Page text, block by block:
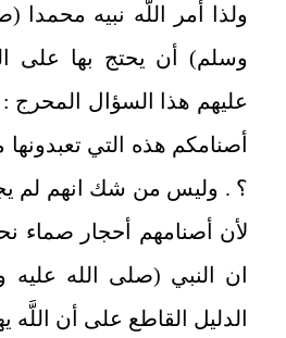
ولذا أمر اللَّه نبيه محمدا
وسلم) أن يحتج بها على
عليهم هذا السؤال
أصنامكم هذه التي
؟ . وليس من شك انهم لم
لأن أصنامهم أحجار صماء
ان النبي (صلى الله
الدليل القاطع على أن